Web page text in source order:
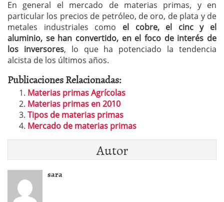
En general el mercado de materias primas, y en
particular los precios de petróleo, de oro, de plata y de
metales industriales como el cobre, el cinc y el
aluminio, se han convertido, en el foco de interés de
los inversores, lo que ha potenciado la tendencia
alcista de los últimos años.
Publicaciones Relacionadas:
Materias primas Agrícolas
Materias primas en 2010
Tipos de materias primas
Mercado de materias primas
Autor
sara